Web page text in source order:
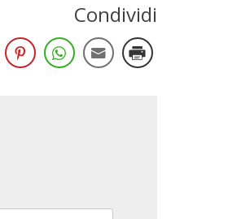
Condividi